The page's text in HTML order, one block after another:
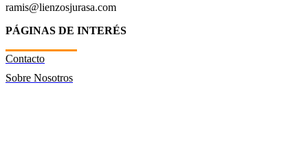
ramis@lienzosjurasa.com
PÁGINAS DE INTERÉS
Contacto
Sobre Nosotros